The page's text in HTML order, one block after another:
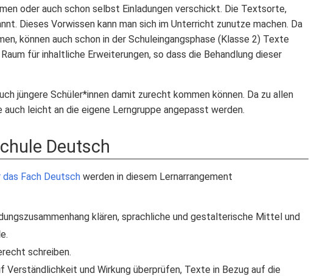
oder auch schon selbst Einladungen verschickt. Die Textsorte,
Dieses Vorwissen kann man sich im Unterricht zunutze machen. Da
können auch schon in der Schuleingangsphase (Klasse 2) Texte
für inhaltliche Erweiterungen, so dass die Behandlung dieser
jüngere Schüler*innen damit zurecht kommen können. Da zu allen
leicht an die eigene Lerngruppe angepasst werden.
Deutsch
Fach Deutsch werden in diesem Lernarrangement
klären, sprachliche und gestalterische Mittel und
schreiben.
und Wirkung überprüfen, Texte in Bezug auf die